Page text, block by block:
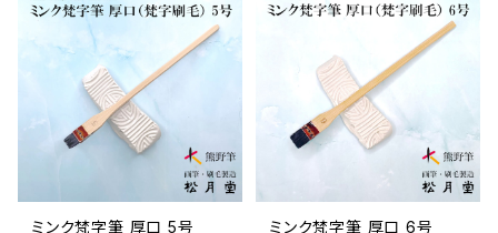
ミンク梵字筆 厚口 5号
ミンク梵字筆 厚口 6号